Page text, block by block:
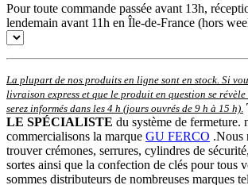
Pour toute commande passée avant 13h,
lendemain avant 11h en Île-de-France (hors
La plupart de nos produits en ligne sont en stock. Si
livraison express et que le produit en question se
serez informés dans les 4 h (jours ouvrés de 9 h à 15 h)
LE SPÉCIALISTE du système de fermeture.
commercialisons la marque GU FERCO .Nous
trouver crémones, serrures, cylindres de
sortes ainsi que la confection de clés pour tous
sommes distributeurs de nombreuses marques